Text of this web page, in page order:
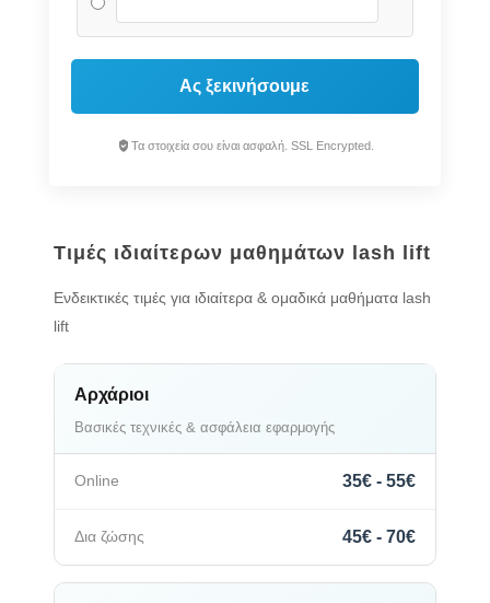
Ας ξεκινήσουμε
Τα στοιχεία σου είναι ασφαλή. SSL Encrypted.
Τιμές ιδιαίτερων μαθημάτων lash lift
Ενδεικτικές τιμές για ιδιαίτερα & ομαδικά μαθήματα lash
lift
Αρχάριοι
Βασικές τεχνικές & ασφάλεια εφαρμογής
35€ - 55€
45€ - 70€